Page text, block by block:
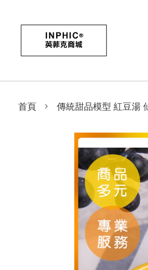
首頁 › 傳統甜品模型 紅豆湯